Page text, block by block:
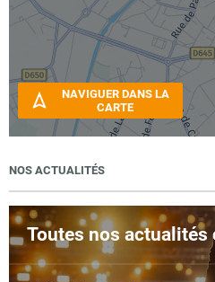
NAVIGUER DANS LA
CARTE
NOS ACTUALITÉS
Toutes nos